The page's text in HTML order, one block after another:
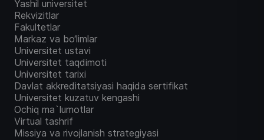
Yashil universitet
Rekvizitlar
Fakultetlar
Markaz va bo‘limlar
Universitet ustavi
Universitet taqdimoti
Universitet tarixi
Davlat akkreditatsiyasi haqida sertifikat
Universitet kuzatuv kengashi
Ochiq ma`lumotlar
Virtual tashrif
Missiya va rivojlanish strategiyasi